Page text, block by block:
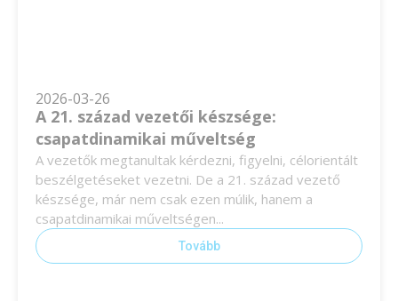
2026-03-26
A 21. század vezetői készsége:
csapatdinamikai műveltség
A vezetők megtanultak kérdezni, figyelni, célorientált
beszélgetéseket vezetni. De a 21. század vezető
készsége, már nem csak ezen múlik, hanem a
csapatdinamikai műveltségen...
Tovább